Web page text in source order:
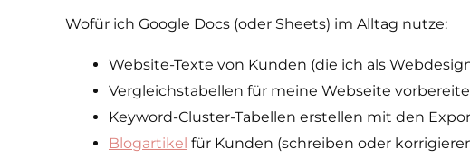
Wofür ich Google Docs (oder Sheets) im Alltag nutze:
Website-Texte von Kunden (die ich als
Vergleichstabellen für meine Webseite
Keyword-Cluster-Tabellen erstellen mit den
Blogartikel für Kunden (schreiben oder